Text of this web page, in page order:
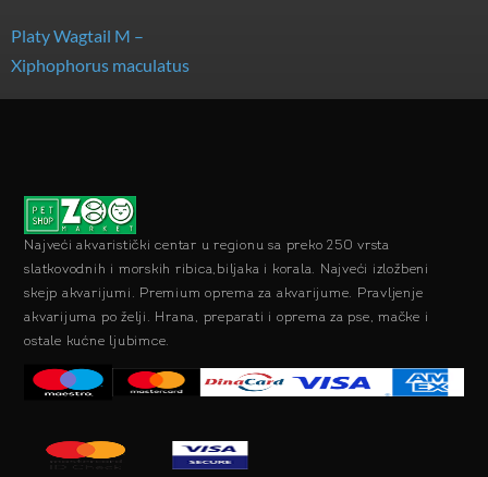
Platy Wagtail M –
Xiphophorus maculatus
Najveći akvaristički centar u regionu sa preko 250 vrsta
slatkovodnih i morskih ribica,biljaka i korala. Najveći izložbeni
skejp akvarijumi. Premium oprema za akvarijume. Pravljenje
akvarijuma po želji. Hrana, preparati i oprema za pse, mačke i
ostale kućne ljubimce.